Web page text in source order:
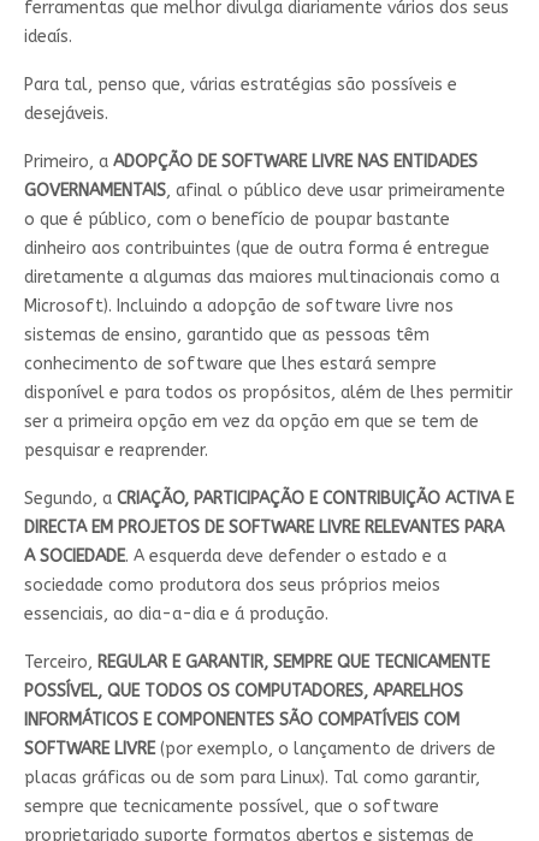
ferramentas que melhor divulga diariamente vários dos seus
ideaís.
Para tal, penso que, várias estratégias são possíveis e
desejáveis.
Primeiro, a ADOPÇÃO DE SOFTWARE LIVRE NAS ENTIDADES
GOVERNAMENTAIS, afinal o público deve usar primeiramente
o que é público, com o benefício de poupar bastante
dinheiro aos contribuintes (que de outra forma é entregue
diretamente a algumas das maiores multinacionais como a
Microsoft). Incluindo a adopção de software livre nos
sistemas de ensino, garantido que as pessoas têm
conhecimento de software que lhes estará sempre
disponível e para todos os propósitos, além de lhes permitir
ser a primeira opção em vez da opção em que se tem de
pesquisar e reaprender.
Segundo, a CRIAÇÃO, PARTICIPAÇÃO E CONTRIBUIÇÃO ACTIVA E
DIRECTA EM PROJETOS DE SOFTWARE LIVRE RELEVANTES PARA
A SOCIEDADE. A esquerda deve defender o estado e a
sociedade como produtora dos seus próprios meios
essenciais, ao dia-a-dia e á produção.
Terceiro, REGULAR E GARANTIR, SEMPRE QUE TECNICAMENTE
POSSÍVEL, QUE TODOS OS COMPUTADORES, APARELHOS
INFORMÁTICOS E COMPONENTES SÃO COMPATÍVEIS COM
SOFTWARE LIVRE(por exemplo, o lançamento de drivers de
placas gráficas ou de som para Linux). Tal como garantir,
sempre que tecnicamente possível, que o software
proprietariado suporte formatos abertos e sistemas de